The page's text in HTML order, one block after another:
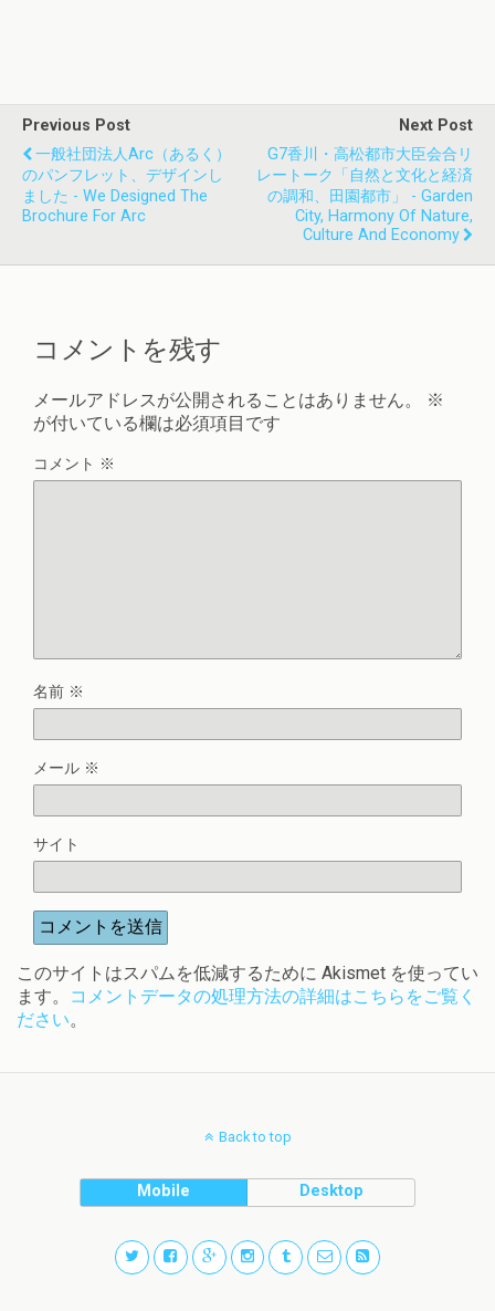
Previous Post
一般社団法人arc（あるく）
のパンフレット、デザインし
ました - We Designed The
Brochure For Arc
Next Post
G7香川・高松都市大臣会合リ
レートーク「自然と文化と経済
の調和、田園都市」 - Garden
City, Harmony Of Nature,
Culture And Economy
コメントを残す
メールアドレスが公開されることはありません。
※
が付いている欄は必須項目です
コメント ※
名前 ※
メール ※
サイト
このサイトはスパムを低減するために Akismet を使ってい
ます。
コメントデータの処理方法の詳細はこちらをご覧く
ださい。
Back to top
Mobile Desktop